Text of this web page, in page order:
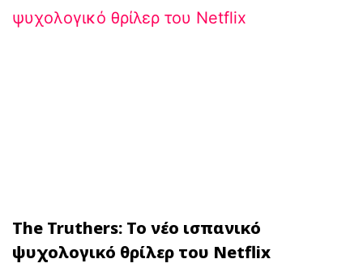
The Truthers: Το νέο ισπανικό
ψυχολογικό θρίλερ του Netflix